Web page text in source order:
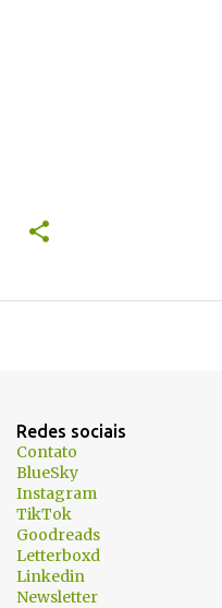
Redes sociais
Contato
BlueSky
Instagram
TikTok
Goodreads
Letterboxd
Linkedin
Newsletter